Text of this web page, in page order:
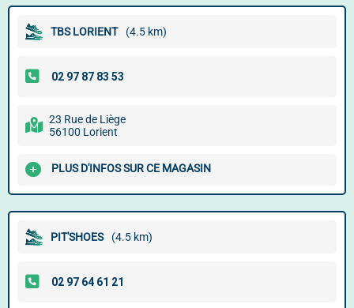
TBS LORIENT (4.5 km)
23 Rue de Liège
56100 Lorient
PLUS D'INFOS SUR CE MAGASIN
PIT'SHOES (4.5 km)